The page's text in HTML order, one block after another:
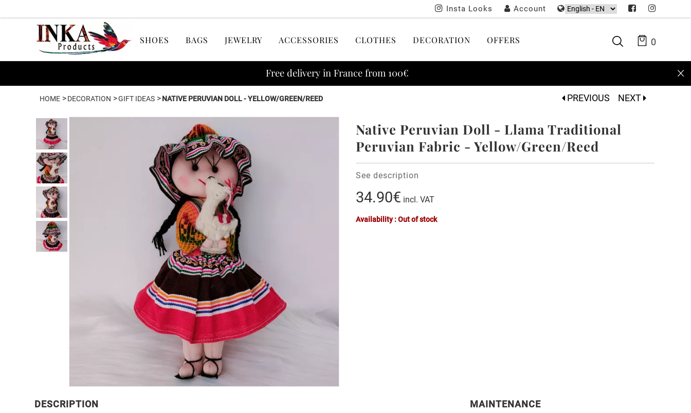
Insta Looks Account
SHOES BAGS JEWELRY ACCESSORIES CLOTHES DECORATION OFFERS 0
Free delivery in France from 100€
HOME >DECORATION >GIFT IDEAS >NATIVE PERUVIAN DOLL - YELLOW/GREEN/REED PREVIOUS NEXT
Native Peruvian Doll - Llama Traditional
Peruvian Fabric - Yellow/Green/Reed
See description
34.90€ incl. VAT
Availability : Out of stock
DESCRIPTION MAINTENANCE